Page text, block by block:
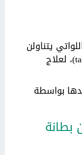
يتناولن
دواء تاموكسيفينل (tamoxifène)، لعلاج
بواسطة
بطانة